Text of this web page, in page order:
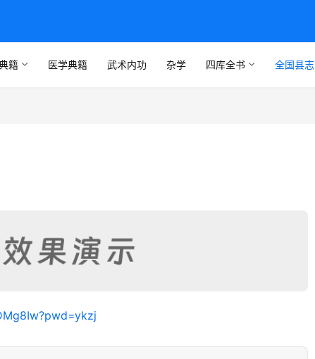
籍 医学典籍 武术内功 杂学 四库全书 全国县志